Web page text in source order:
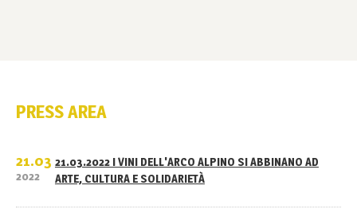
PRESS AREA
21.03
2022
21.03.2022 I VINI DELL'ARCO ALPINO SI ABBINANO AD
ARTE, CULTURA E SOLIDARIETÀ